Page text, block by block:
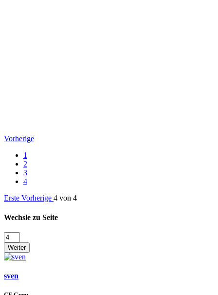
Vorherige
1
2
3
4
Erste Vorherige 4 von 4
Wechsle zu Seite
Weiter
sven